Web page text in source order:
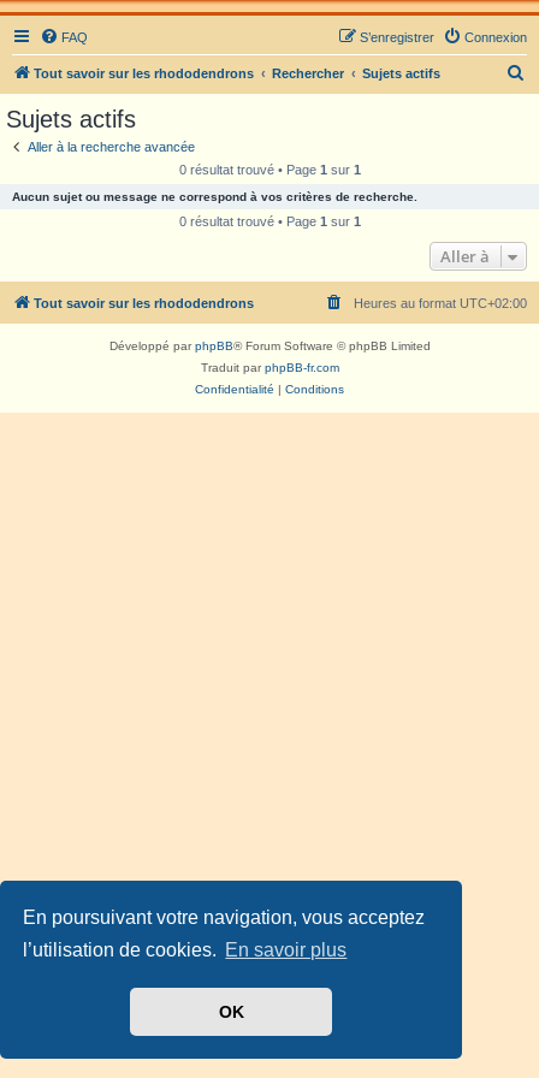
En poursuivant votre navigation, vous acceptez
l’utilisation de cookies. En savoir plus
OK
FAQ Connexion
S’enregistrer
Tout savoir sur les rhododendrons Rechercher Sujets actifs
c
e
Sujets actifs
Aller à la recherche avancée
0 résultat trouvé • Page 1 sur 1
Aucun sujet ou message ne correspond à vos critères de recherche.
0 résultat trouvé • Page 1 sur 1
Aller à
Tout savoir sur les rhododendrons Heures au format UTC+02:00
Développé parphpBB® Forum Software © phpBB Limited
Traduit parphpBB-fr.com
Confidentialité | Conditions